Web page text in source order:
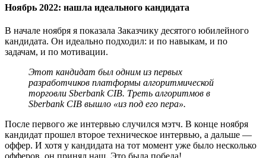
Ноябрь 2022: нашла идеального кандидата
В начале ноября я показала Заказчику десятого юбилейного
кандидата. Он идеально подходил: и по навыкам, и по
задачам, и по мотивации.
Этот кандидат был одним из первых
разработчиков платформы алгоритмической
торговли Sberbank CIB. Треть алгоритмов в
Sberbank CIB вышло «из под его пера».
После первого же интервью случился мэтч. В конце ноября
кандидат прошел второе техническое интервью, а дальше —
оффер. И хотя у кандидата на тот момент уже было несколько